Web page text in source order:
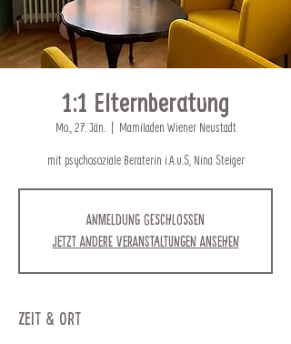
1:1 Elternberatung
Mo., 27. Jän.
  |
Mamiladen Wiener Neustadt
mit psychosoziale Beraterin i.A.u.S, Nina Steiger
Anmeldung geschlossen
Jetzt andere Veranstaltungen ansehen
Zeit & Ort